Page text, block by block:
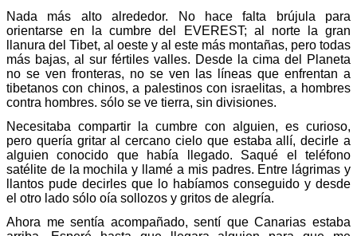
Nada más alto alrededor. No hace falta brújula para
orientarse en la cumbre del EVEREST; al norte la gran
llanura del Tibet, al oeste y al este más montañas, pero todas
más bajas, al sur fértiles valles. Desde la cima del Planeta
no se ven fronteras, no se ven las líneas que enfrentan a
tibetanos con chinos, a palestinos con israelitas, a hombres
contra hombres. sólo se ve tierra, sin divisiones.
Necesitaba compartir la cumbre con alguien, es curioso,
pero quería gritar al cercano cielo que estaba allí, decirle a
alguien conocido que había llegado. Saqué el teléfono
satélite de la mochila y llamé a mis padres. Entre lágrimas y
llantos pude decirles que lo habíamos conseguido y desde
el otro lado sólo oía sollozos y gritos de alegría.
Ahora me sentía acompañado, sentí que Canarias estaba